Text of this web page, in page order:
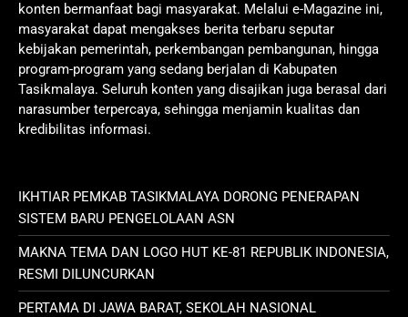
konten bermanfaat bagi masyarakat. Melalui e-Magazine ini,
masyarakat dapat mengakses berita terbaru seputar
kebijakan pemerintah, perkembangan pembangunan, hingga
program-program yang sedang berjalan di Kabupaten
Tasikmalaya. Seluruh konten yang disajikan juga berasal dari
narasumber terpercaya, sehingga menjamin kualitas dan
kredibilitas informasi.
IKHTIAR PEMKAB TASIKMALAYA DORONG PENERAPAN
SISTEM BARU PENGELOLAAN ASN
MAKNA TEMA DAN LOGO HUT KE-81 REPUBLIK INDONESIA,
RESMI DILUNCURKAN
PERTAMA DI JAWA BARAT, SEKOLAH NASIONAL